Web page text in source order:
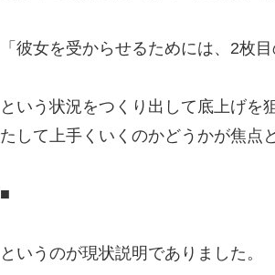
「彼女を受からせるためには、2枚
という状況をつくり出して底上げを
たして上手くいくのかどうかが焦点
■
というのが現状説明でありました。